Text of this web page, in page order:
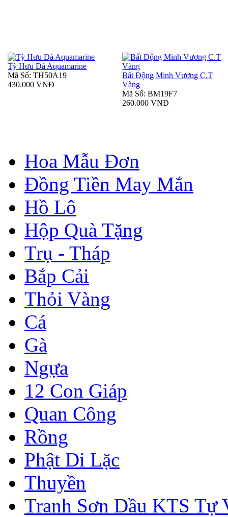
Tỳ Hưu Đá Aquamarine
Mã Số: TH50A19
430.000 VNĐ
Bất Động Minh Vương C.T
Vàng
Mã Số: BM19F7
260.000 VNĐ
Hoa Mẫu Đơn
Đồng Tiền May Mắn
Hồ Lô
Hộp Quà Tặng
Trụ - Tháp
Bắp Cải
Thỏi Vàng
Cá
Gà
Ngựa
12 Con Giáp
Quan Công
Rồng
Phật Di Lặc
Thuyền
Tranh Sơn Dầu KTS Tự